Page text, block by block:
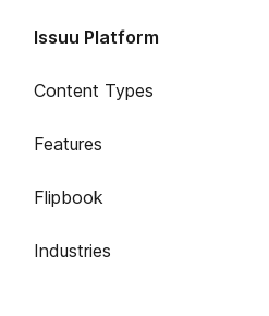
Issuu Platform
Content Types
Features
Flipbook
Industries